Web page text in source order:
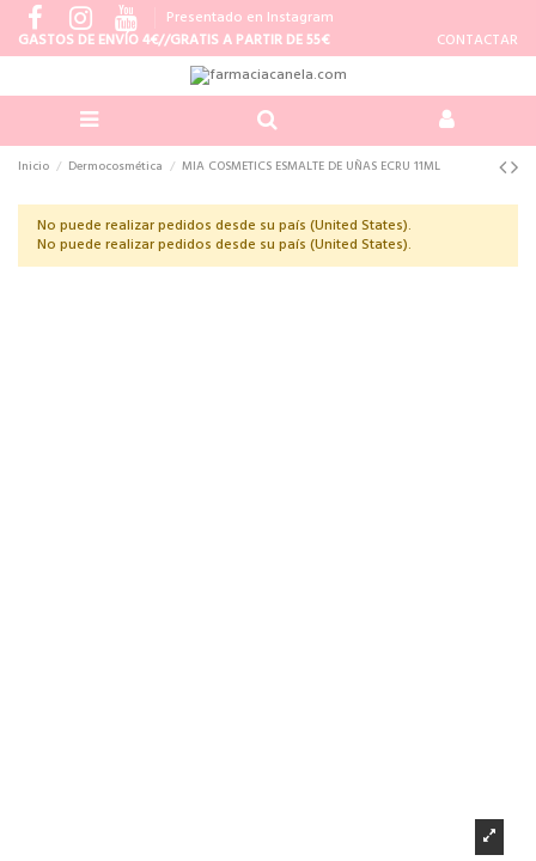
Presentado en Instagram
GASTOS DE ENVÍO 4€//GRATIS A PARTIR DE 55€
CONTACTAR
Inicio Dermocosmética MIA COSMETICS ESMALTE DE UÑAS ECRU 11ML
No puede realizar pedidos desde su país (United States).
No puede realizar pedidos desde su país (United States).